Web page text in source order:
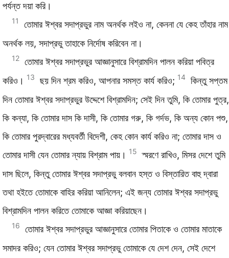
পর্যন্ত দয়া করি।
11
তোমার ঈশ্বর সদাপ্রভুর নাম অনর্থক লইও না, কেননা যে কেহ তাঁহার নাম
অনর্থক লয়, সদাপ্রভু তাহাকে নির্দোষ করিবেন না।
12 তোমার ঈশ্বর সদাপ্রভুর আজ্ঞানুসারে বিশ্রামদিন পালন করিয়া পবিত্র
করিও। 13 ছয় দিন শ্রম করিও, আপনার সমস্ত কার্য করিও; 14
কিন্তু সপ্তম
দিন তোমার ঈশ্বর সদাপ্রভুর উদ্দেশে বিশ্রামদিন; সেই দিন তুমি, কি তোমার পুত্র,
কি কন্যা, কি তোমার দাস কি দাসী, কি তোমার গরু, কি গর্দভ, কি অন্য কোন পশু,
কি তোমার পুরদ্বারের মধ্যবর্তী বিদেশী, কেহ কোন কার্য করিও না; তোমার দাস ও
তোমার দাসী যেন তোমার ন্যায় বিশ্রাম পায়। 15 স্মরণে রাখিও, মিসর দেশে তুমি
দাস ছিলে, কিন্তু তোমার ঈশ্বর সদাপ্রভু বলবান হস্ত ও বিস্তারিত বাহু দ্বারা
তথা হইতে তোমাকে বাহির করিয়া আনিলেন; এই জন্য তোমার ঈশ্বর সদাপ্রভু
বিশ্রামদিন পালন করিতে তোমাকে আজ্ঞা করিয়াছেন।
16
তোমার ঈশ্বর সদাপ্রভুর আজ্ঞানুসারে তোমার পিতাকে ও তোমার মাতাকে
সমাদর করিও; যেন তোমার ঈশ্বর সদাপ্রভু তোমাকে যে দেশ দেন, সেই দেশে